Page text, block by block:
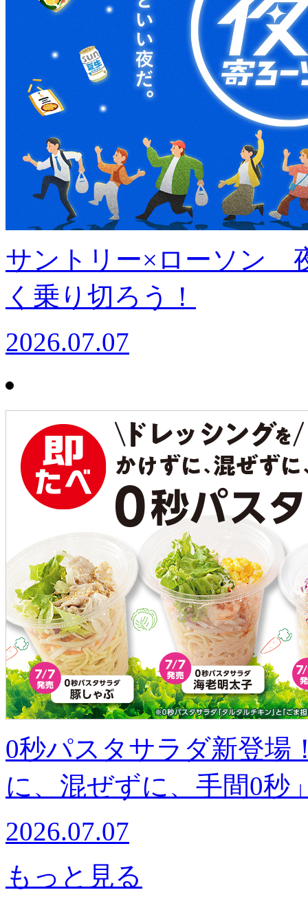
サントリー×ローソン
く乗り切ろう！
2026.07.07
0秒パスタサラダ新登場
に、混ぜずに、手間0秒
2026.07.07
もっと見る